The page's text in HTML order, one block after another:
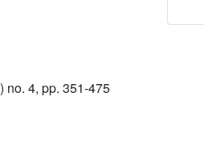
no. 4, pp. 351-475